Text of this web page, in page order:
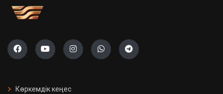
Көркемдік кеңес